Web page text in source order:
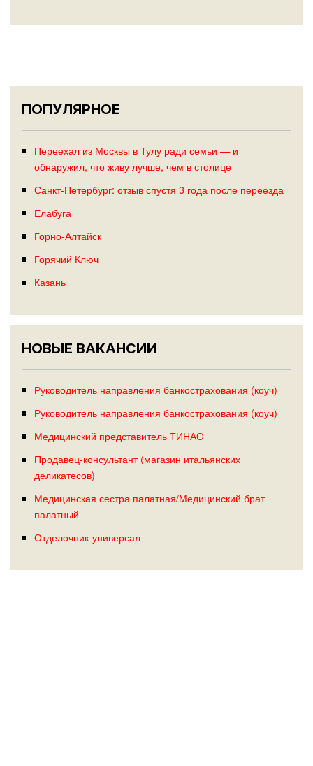
ПОПУЛЯРНОЕ
Переехал из Москвы в Тулу ради семьи — и
обнаружил, что живу лучше, чем в столице
Санкт-Петербург: отзыв спустя 3 года после переезда
Елабуга
Горно-Алтайск
Горячий Ключ
Казань
НОВЫЕ ВАКАНСИИ
Руководитель направления банкострахования (коуч)
Руководитель направления банкострахования (коуч)
Медицинский представитель ТИНАО
Продавец-консультант (магазин итальянских
деликатесов)
Медицинская сестра палатная/Медицинский брат
палатный
Отделочник-универсал